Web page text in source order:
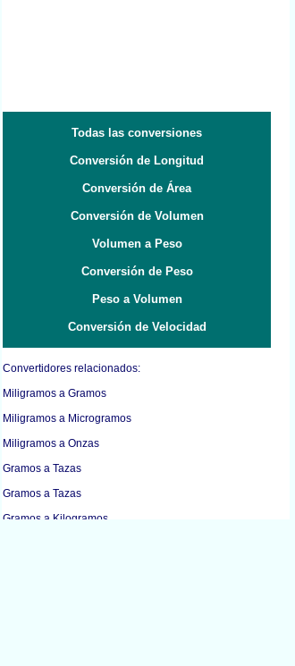
Todas las conversiones
Conversión de Longitud
Conversión de Área
Conversión de Volumen
Volumen a Peso
Conversión de Peso
Peso a Volumen
Conversión de Velocidad
Convertidores relacionados:
Miligramos a Gramos
Miligramos a Microgramos
Miligramos a Onzas
Gramos a Tazas
Gramos a Tazas
Gramos a Kilogramos